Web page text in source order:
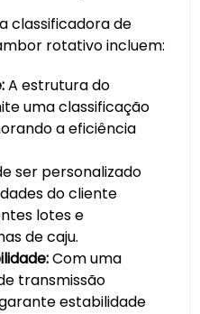
classificadora de
rotativo incluem:
A estrutura do
uma classificação
a eficiência
ser personalizado
do cliente
lotes e
de caju.
Com uma
transmissão
estabilidade